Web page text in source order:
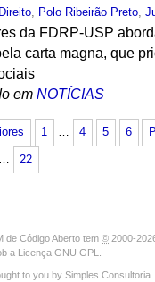
Direito, Polo Ribeirão Preto,
da FDRP-USP
carta magna, que
em NOTÍCIAS
1 … 4 5 6
… 22
de Código Aberto tem © 2000-
a Licença GNU GPL
to you by Simples Consultoria